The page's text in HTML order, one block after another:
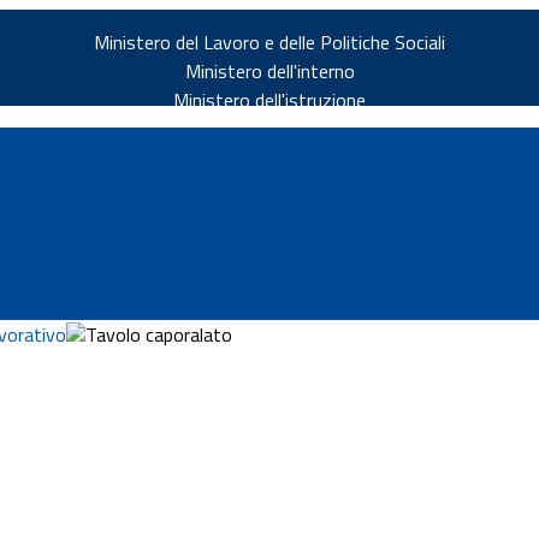
Ministero del Lavoro e delle Politiche Sociali
Ministero dell'interno
Ministero dell'istruzione
Tavolo caporalato